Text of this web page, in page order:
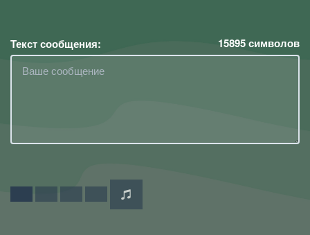
Текст сообщения: 15895символов